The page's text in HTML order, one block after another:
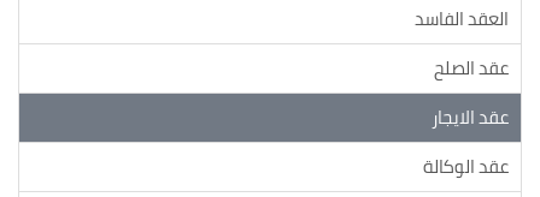
العقد الفاسد
عقد الصلح
عقد الايجار
عقد الوكالة